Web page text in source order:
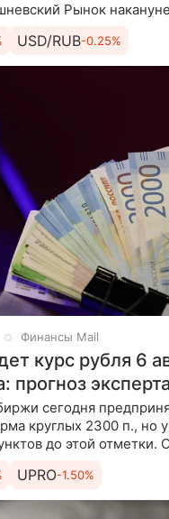
Рынок
1,43% и
USD/RUB-0.25%
Финансы Mail
курс рубля 6
прогноз эксперта
сегодня
круглых 2300 п., но
до этой отметки.
Андрей
UPRO-1.50%